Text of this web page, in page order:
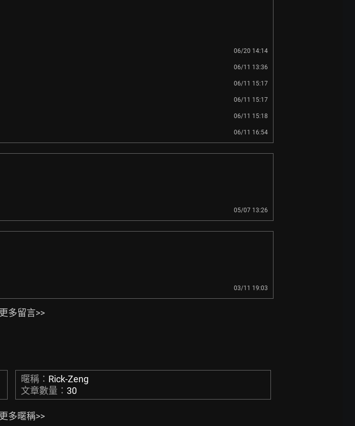
06/20 14:14
06/11 13:36
06/11 15:17
06/11 15:17
06/11 15:18
06/11 16:54
05/07 13:26
03/11 19:03
多留言>>
暱稱： Rick-Zeng
文章數量： 30
多暱稱>>